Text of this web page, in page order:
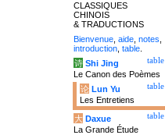
CLASSIQUES
CHINOIS
& TRADUCTIONS
Bienvenue aide notes
introduction table
table
诗 Shi Jing
Le Canon des Poèmes
table
论 Lun Yu
Les Entretiens
table
大 Daxue
La Grande Étude